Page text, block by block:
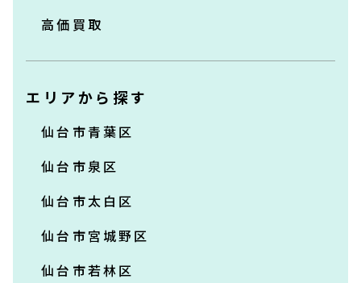
高価買取
エリアから探す
仙台市青葉区
仙台市泉区
仙台市太白区
仙台市宮城野区
仙台市若林区